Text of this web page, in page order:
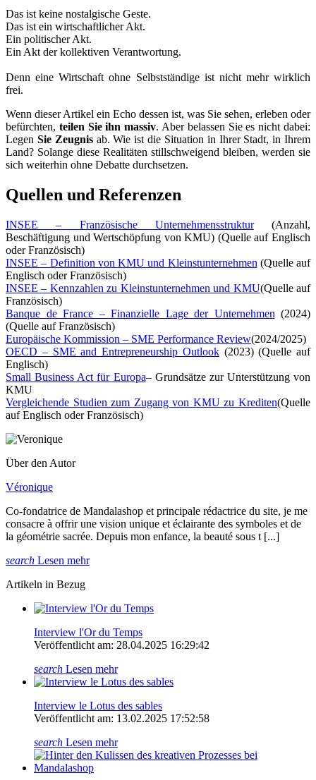
Das ist keine nostalgische Geste.
Das ist ein wirtschaftlicher Akt.
Ein politischer Akt.
Ein Akt der kollektiven Verantwortung.
Denn eine Wirtschaft ohne Selbstständige ist nicht mehr wirklich
frei.
Wenn dieser Artikel ein Echo dessen ist, was Sie sehen, erleben oder
befürchten, teilen Sie ihn massiv. Aber belassen Sie es nicht dabei:
Legen Sie Zeugnisab. Wie ist die Situation in Ihrer Stadt, in Ihrem
Land? Solange diese Realitäten stillschweigend bleiben, werden sie
sich weiterhin ohne Debatte durchsetzen.
Quellen und Referenzen
INSEE – Französische Unternehmensstruktur(Anzahl,
Beschäftigung und Wertschöpfung von KMU) (Quelle auf Englisch
oder Französisch)
INSEE – Definition von KMU und Kleinstunternehmen (Quelle auf
Englisch oder Französisch)
INSEE – Kennzahlen zu Kleinstunternehmen und KMU(Quelle auf
Französisch)
Banque de France – Finanzielle Lage der Unternehmen (2024)
(Quelle auf Französisch)
Europäische Kommission – SME Performance Review(2024/2025)
OECD – SME and Entrepreneurship Outlook(2023) (Quelle auf
Englisch)
Small Business Act für Europa– Grundsätze zur Unterstützung von
KMU
Vergleichende Studien zum Zugang von KMU zu Krediten(Quelle
auf Englisch oder Französisch)
Über den Autor
Véronique
Co-fondatrice de Mandalashop et principale rédactrice du site, je me
consacre à offrir une vision unique et éclairante des symboles et de
la géométrie sacrée. Depuis mon enfance, la beauté sous t [...]
search Lesen mehr
Artikeln in Bezug
Interview l'Or du Temps
Veröffentlicht am: 28.04.2025 16:29:42
search Lesen mehr
Interview le Lotus des sables
Veröffentlicht am: 13.02.2025 17:52:58
search Lesen mehr